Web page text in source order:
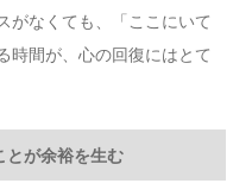
がなくても、「ここにいて
時間が、心の回復にはとて
とが余裕を生む